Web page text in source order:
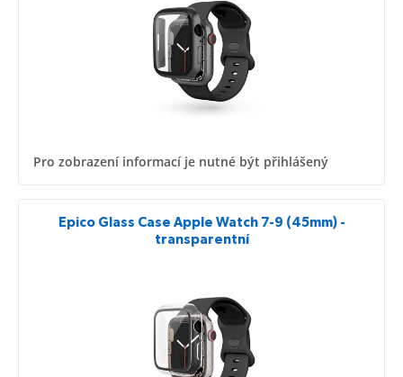
Pro zobrazení informací je nutné být přihlášený
Epico Glass Case Apple Watch 7-9 (45mm) -
transparentní